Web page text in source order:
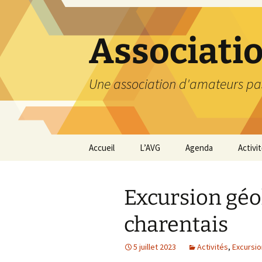
contenu
Une association d'amateurs
Accueil L’AVG
Nos coordonnées
Nous contacter et
Adhésion
Agenda
Excursion
charentais
5 juillet 2023 Activités,